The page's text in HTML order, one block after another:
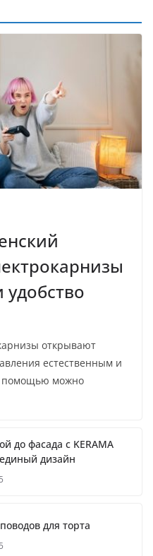
открывают
естественным и
помощью можно
до фасада с KERAMA
дизайн
для торта